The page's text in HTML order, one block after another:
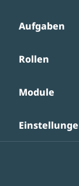
Aufgaben
Rollen
Module